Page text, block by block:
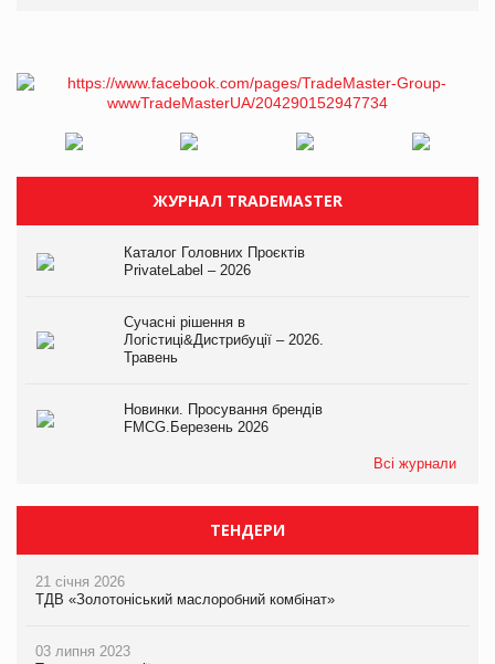
ЖУРНАЛ TRADEMASTER
Каталог Головних Проєктів
PrivateLabel – 2026
Сучасні рішення в
Логістиці&Дистрибуції – 2026.
Травень
Новинки. Просування брендів
FMCG.Березень 2026
Всі журнали
ТЕНДЕРИ
21 січня 2026
ТДВ «Золотоніський маслоробний комбінат»
03 липня 2023